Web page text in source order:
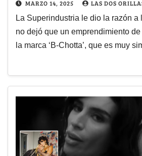
MARZO 14, 2025 LAS DOS
La Superindustria le dio la razón a
no dejó que un emprendimiento
la marca ‘B-Chotta’, que es muy